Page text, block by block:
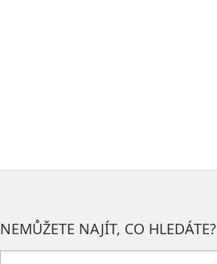
NEMŮŽETE NAJÍT, CO HLEDÁTE?